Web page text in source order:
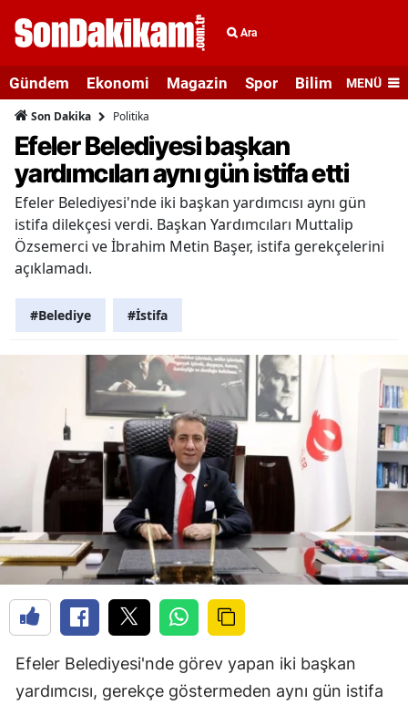
Ara
Gündem Ekonomi Magazin Spor Bilim veMENÜ
Son Dakika Politika
Efeler Belediyesi başkan
yardımcıları aynı gün istifa etti
Efeler Belediyesi'nde iki başkan yardımcısı aynı gün
istifa dilekçesi verdi. Başkan Yardımcıları Muttalip
Özsemerci ve İbrahim Metin Başer, istifa gerekçelerini
açıklamadı.
#Belediye #İstifa
Efeler Belediyesi'nde görev yapan iki başkan
yardımcısı, gerekçe göstermeden aynı gün istifa